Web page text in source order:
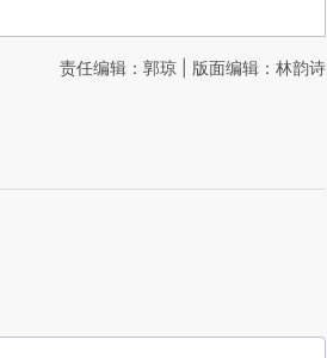
责任编辑：郭琼 | 版面编辑：林韵诗